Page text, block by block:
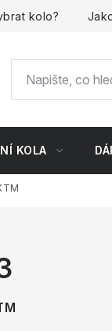
kolo?
KOLA